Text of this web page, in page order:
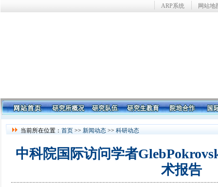
ARP系统 网站地
当前所在位置： 首页 >> 新闻动态 >> 科研动态
中科院国际访问学者
术报告